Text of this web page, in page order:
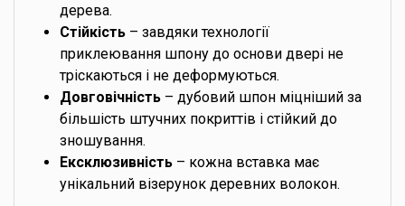
дерева.
Стійкість – завдяки технології
приклеювання шпону до основи двері не
тріскаються і не деформуються.
Довговічність – дубовий шпон міцніший за
більшість штучних покриттів і стійкий до
зношування.
Ексклюзивність – кожна вставка має
унікальний візерунок деревних волокон.